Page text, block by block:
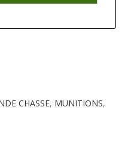
CHASSE, MUNITIONS,